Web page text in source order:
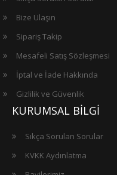
Bize Ulaşın
Sipariş Takip
Mesafeli Satış Sözleşmesi
İptal ve İade Hakkında
Gizlilik ve Güvenlik
KURUMSAL BİLGİ
Sıkça Sorulan Sorular
KVKK Aydınlatma